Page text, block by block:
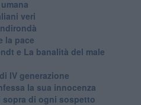
veri
la pace
e La banalità del male
IV generazione
la sua innocenza
di ogni sospetto